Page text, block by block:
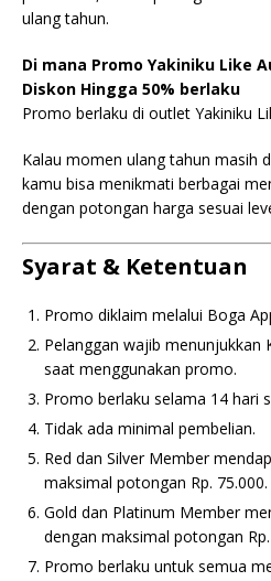
ulang tahun.
Di mana Promo Yakiniku Like
Diskon Hingga 50% berlaku
Promo berlaku di outlet Yakiniku
Kalau momen ulang tahun masih
kamu bisa menikmati berbagai
dengan potongan harga sesuai
Syarat & Ketentuan
Promo diklaim melalui Boga
Pelanggan wajib menunjukkan
saat menggunakan promo.
Promo berlaku selama 14 hari
Tidak ada minimal pembelian.
Red dan Silver Member
maksimal potongan Rp. 75.000.
Gold dan Platinum Member
dengan maksimal potongan
Promo berlaku untuk semua